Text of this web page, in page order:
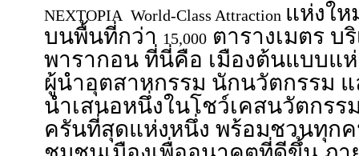
NEXTOPIA World-Class Attraction แห่งใ
บนพื้นที่กว่า 15,000 ตารางเมตร
พารากอน ที่นี่คือ เมืองต้นแบบแ
ผู้นำอุตสาหกรรม นักนวัตกรรม
นำเสนอหนึ่งในโชว์เคสนวัตกร
ครันที่สุดแห่งหนึ่ง พร้อมชวนทุกค